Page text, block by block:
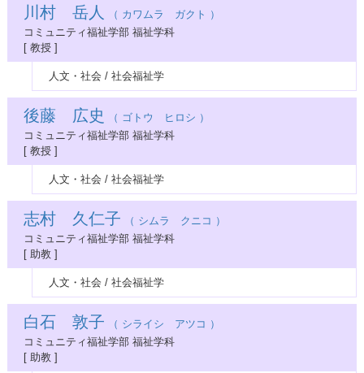
川村 岳人
（ カワムラ ガクト ）
コミュニティ福祉学部 福祉学科
[ 教授 ]
人文・社会 / 社会福祉学
後藤 広史
（ ゴトウ ヒロシ ）
コミュニティ福祉学部 福祉学科
[ 教授 ]
人文・社会 / 社会福祉学
志村 久仁子 （ シムラ クニコ ）
コミュニティ福祉学部 福祉学科
[ 助教 ]
人文・社会 / 社会福祉学
白石 敦子 （ シライシ アツコ ）
コミュニティ福祉学部 福祉学科
[ 助教 ]